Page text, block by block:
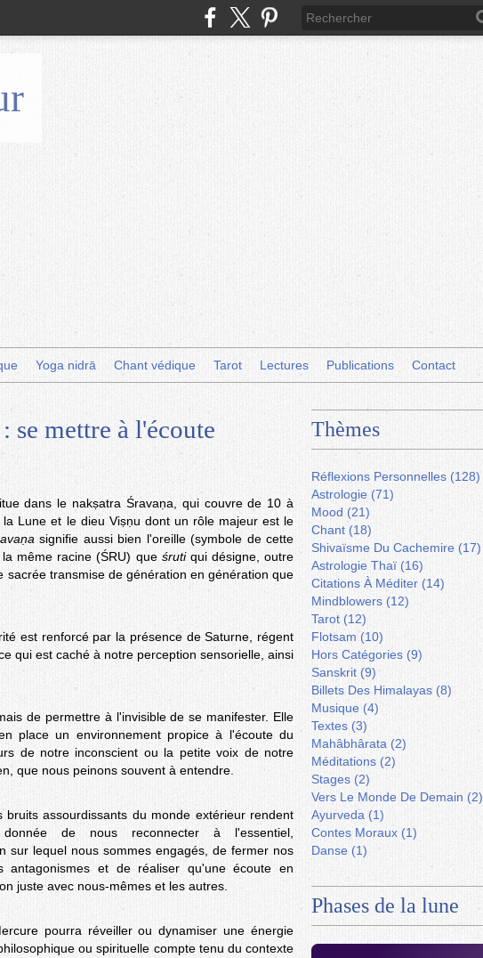
Yoga nidrā Chant védique Tarot Lectures Publications Contact
mettre à l'écoute
dans le nakṣatra Śravaṇa, qui couvre de 10 à
Lune et le dieu Viṣṇu dont un rôle majeur est le
signifie aussi bien l'oreille (symbole de cette
même racine (ŚRU) que śrutiqui désigne, outre
transmise de génération en génération que
est renforcé par la présence de Saturne, régent
qui est caché à notre perception sensorielle, ainsi
de permettre à l'invisible de se manifester. Elle
place un environnement propice à l'écoute du
de notre inconscient ou la petite voix de notre
que nous peinons souvent à entendre.
assourdissants du monde extérieur rendent
de nous reconnecter à l'essentiel,
sur lequel nous sommes engagés, de fermer nos
et de réaliser qu'une écoute en
juste avec nous-mêmes et les autres.
pourra réveiller ou dynamiser une énergie
ou spirituelle compte tenu du contexte
Thèmes
Réflexions Personnelles (128)
Astrologie (71)
Mood (21)
Chant (18)
Shivaïsme Du Cachemire (17)
Astrologie Thaï (16)
Citations À Méditer (14)
Mindblowers (12)
Tarot (12)
Flotsam(10)
Hors Catégories (9)
Sanskrit (9)
Billets Des Himalayas (8)
Musique (4)
Textes (3)
Mahâbhârata (2)
Méditations (2)
Stages (2)
Vers Le Monde De Demain (2)
Ayurveda (1)
Contes Moraux (1)
Danse (1)
Phases de la lune